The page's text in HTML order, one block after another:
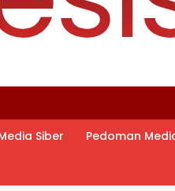
Siber Pedoman